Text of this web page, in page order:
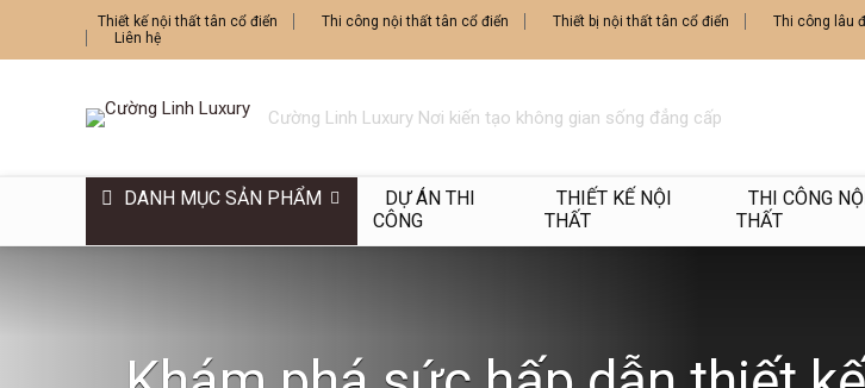
Thiết kế nội thất tân cổ điển Thi công nội thất tân cổ điển Thiết bị nội thất tân cổ điển
Thi công lâu
Liên hệ
Cường Linh Luxury Nơi kiến tạo không gian sống đẳng cấp
DANH MỤC SẢN PHẨM
DỰ ÁN THI
CÔNG
THIẾT KẾ NỘI
THẤT
THI CÔNG
THẤT